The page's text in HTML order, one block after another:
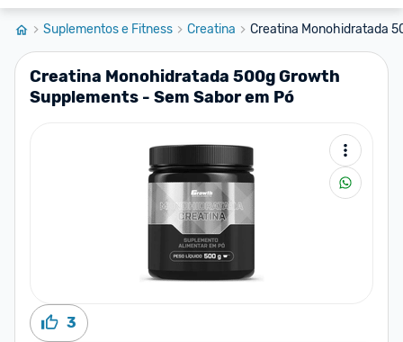
Suplementos e Fitness Creatina Creatina Monohidratada
Creatina Monohidratada 500g Growth
Supplements - Sem Sabor em Pó
3